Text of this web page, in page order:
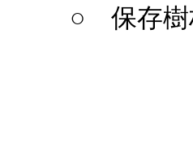
林（第